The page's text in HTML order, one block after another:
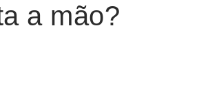
a mão?